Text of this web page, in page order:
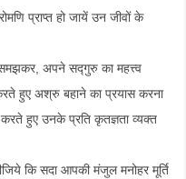
प्राप्त हो जायें उन जीवों के
अपने सद्गुरु का महत्त्व
हुए अश्रु बहाने का प्रयास करना
हुए उनके प्रति कृतज्ञता व्यक्त
कि सदा आपकी मंजुल मनोहर मूर्ति